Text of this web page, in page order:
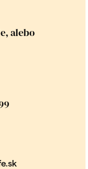
alebo